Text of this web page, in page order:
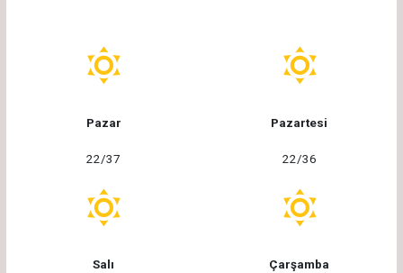
Pazar
22/37
Pazartesi
22/36
Salı Çarşamba